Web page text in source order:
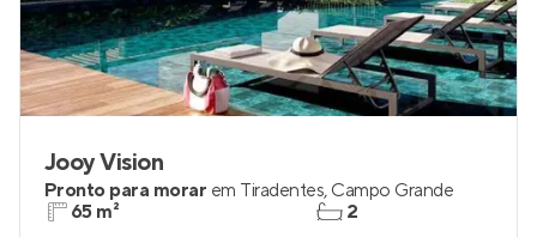
Jooy Vision
Pronto para morar em Tiradentes, Campo Grande
65 m²
2